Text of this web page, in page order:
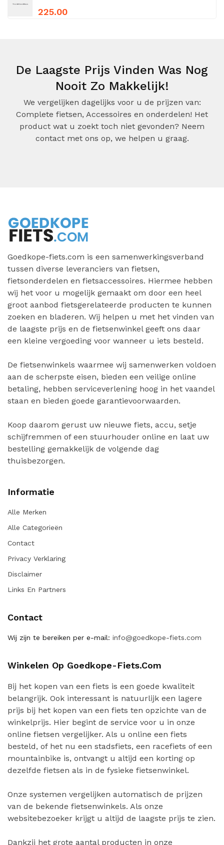
225.00
De Laagste Prijs Vinden Was Nog
Nooit Zo Makkelijk!
We vergelijken dagelijks voor u de prijzen van:
Complete fietsen, Accessoires en onderdelen! Het
product wat u zoekt toch niet gevonden? Neem
contact met ons op, we helpen u graag.
Goedkope-fiets.com is een samenwerkingsverband
tussen diverse leveranciers van fietsen,
fietsonderdelen en fietsaccessoires. Hiermee hebben
wij het voor u mogelijk gemaakt om door een heel
groot aanbod fietsgerelateerde producten te kunnen
zoeken en bladeren. Wij helpen u met het vinden van
de laagste prijs en de fietsenwinkel geeft ons daar
een kleine vergoeding voor wanneer u iets besteld.
De fietsenwinkels waarmee wij samenwerken voldoen
aan de scherpste eisen, bieden een veilige online
betaling, hebben serviceverlening hoog in het vaandel
staan en bieden goede garantievoorwaarden.
Koop daarom gerust uw nieuwe fiets, accu, setje
schijfremmen of een stuurhouder online en laat uw
bestelling gemakkelijk de volgende dag
thuisbezorgen.
Informatie
Alle Merken
Alle Categorieën
Contact
Privacy Verklaring
Disclaimer
Links En Partners
Contact
Wij zijn te bereiken per e-mail: info@goedkope-fiets.com
Winkelen Op Goedkope-Fiets.com
Bij het kopen van een fiets is een goede kwaliteit
belangrijk. Ook interessant is natuurlijk een lagere
prijs bij het kopen van een fiets ten opzichte van de
winkelprijs. Hier begint de service voor u in onze
online fietsen vergelijker. Als u online een fiets
besteld, of het nu een stadsfiets, een racefiets of een
mountainbike is, ontvangt u altijd een korting op
dezelfde fietsen als in de fysieke fietsenwinkel.
Onze systemen vergelijken automatisch de prijzen
van de bekende fietsenwinkels. Als onze
websitebezoeker krijgt u altijd de laagste prijs te zien.
Dankzij het grote aantal producten in onze